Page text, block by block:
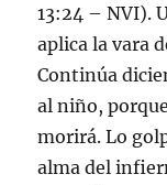
13:24 – NVI).
aplica la vara
Continúa
al niño,
morirá. Lo
alma del